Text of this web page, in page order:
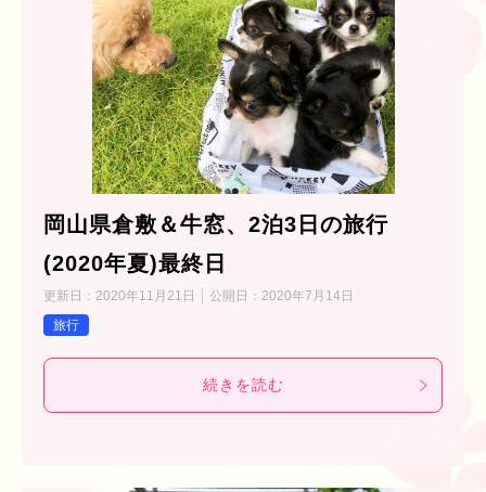
岡山県倉敷＆牛窓、2泊3日の旅行
(2020年夏)最終日
更新日： 2020年11月21日 公開日： 2020年7月14日
旅行
続きを読む